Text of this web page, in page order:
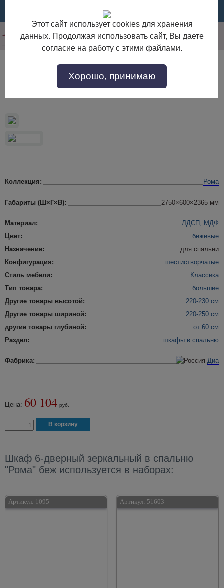
51597
Шкаф 6-дверный зеркальный в спальню "Рома"
Коллекция: Рома
Габариты (Ш×Г×В): 2750×600×2365 мм
Материал:
ЛДСП, МДФ
Цвет:
бежевые
Назначение:
для спальни
Конфигурация:
шестистворчатые
Стиль мебели:
Классика
Тип товара:
большие
Другие товары высотой:
220-230 см
Другие товары шириной:
220-250 см
другие товары глубиной:
от 60 см
Раздел:
шкафы в спальню
Фабрика: Диа
Цена: 60 104 руб.
Шкаф 6-дверный зеркальный в спальню
"Рома" беж используется в наборах:
Артикул: 1095 Артикул: 51603
Этот сайт использует cookies для хранения
данных. Продолжая использовать сайт, Вы даете
согласие на работу с этими файлами.
Хорошо, принимаю